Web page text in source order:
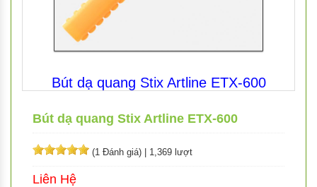
Bút dạ quang Stix Artline ETX-600
Bút dạ quang Stix Artline ETX-600
(1 Đánh giá) 1,369 lượt
Liên Hệ